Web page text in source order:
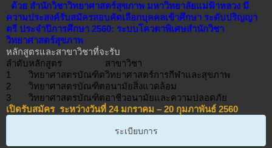
ด้วย สำนักวิชาวิทยาศาสตร์สุขภาพ มหาวิทยาลัยแม่ฟ้าหลวง มี
ความประสงค์รับสมัครสอบคัดเลือกบุคคลเข้าศึกษา ระดับปริญญา
ตรี ประจำปีการศึกษา 2560: ระบบโควตาพิเศษสำนักวิชา
วิทยาศาสตร์สุขภาพ
หลักสูตรและสาขาวิชาที่จะรับ
ลำดับหลักสูตร
สาขาวิชา
1
วิทยาศาสตรบัณฑิตวิทยาศาสตร์การกีฬาและสุขภาพ
2
วิทยาศาสตรบัณฑิตอนามัยสิ่งแวดล้อม
3
วิทยาศาสตรบัณฑิตอาชีวอนามัยและความปลอดภัย
เปิดรับสมัคร ระหว่างวันที่ 24 มกราคม – 20 กุมภาพันธ์ 2560
ระเบียบการ